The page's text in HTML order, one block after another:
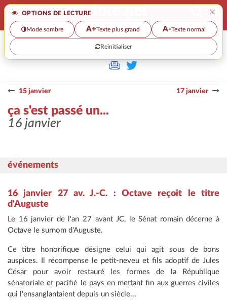
OPTIONS DE LECTURE ×
Mode sombre A+Texte plus grand A-Texte normal
Reinitialiser
>>
15 janvier 17 janvier
ça s'est passé un...
16 janvier
événements
16 janvier 27 av. J.-C. : Octave reçoit le titre
d'Auguste
Le 16 janvier de l'an 27 avant JC, le Sénat romain décerne à
Octave le surnom d'Auguste.
Ce titre honorifique désigne celui qui agit sous de bons
auspices. Il récompense le petit-neveu et fils adoptif de Jules
César pour avoir restauré les formes de la République
sénatoriale et pacifié le pays en mettant fin aux guerres civiles
qui l'ensanglantaient depuis un siècle...